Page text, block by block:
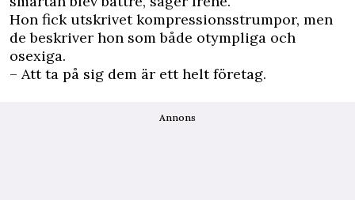
Hon fick utskrivet kompressionsstrumpor, men
de beskriver hon som både otympliga och
osexiga.
– Att ta på sig dem är ett helt företag.
Annons